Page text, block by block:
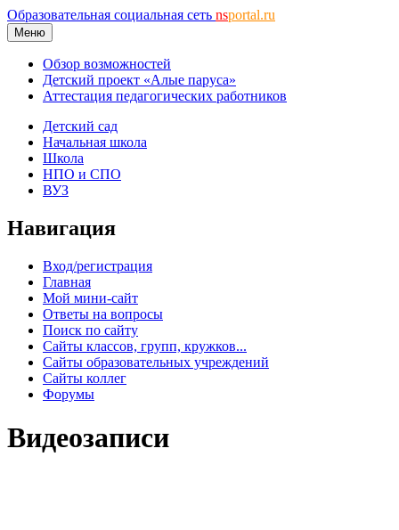
Образовательная социальная сеть nsportal.ru
Меню
Обзор возможностей
Детский проект «Алые паруса»
Аттестация педагогических работников
Детский сад
Начальная школа
Школа
НПО и СПО
ВУЗ
Навигация
Вход/регистрация
Главная
Мой мини-сайт
Ответы на вопросы
Поиск по сайту
Сайты классов, групп, кружков...
Сайты образовательных учреждений
Сайты коллег
Форумы
Видеозаписи